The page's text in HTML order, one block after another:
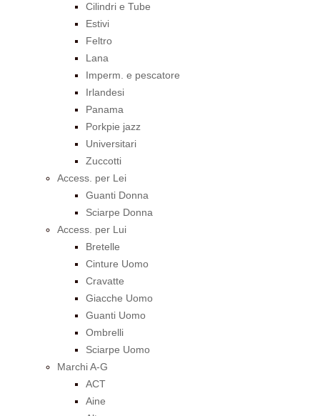
Cilindri e Tube
Estivi
Feltro
Lana
Imperm. e pescatore
Irlandesi
Panama
Porkpie jazz
Universitari
Zuccotti
Access. per Lei
Guanti Donna
Sciarpe Donna
Access. per Lui
Bretelle
Cinture Uomo
Cravatte
Giacche Uomo
Guanti Uomo
Ombrelli
Sciarpe Uomo
Marchi A-G
ACT
Aine